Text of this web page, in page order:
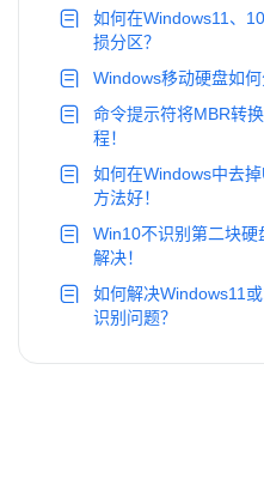
如何在Windows11、
损分区？
Windows移动硬盘如
命令提示符将MBR转
程！
如何在Windows中去
方法好！
Win10不识别第二块
解决！
如何解决Windows11
识别问题？